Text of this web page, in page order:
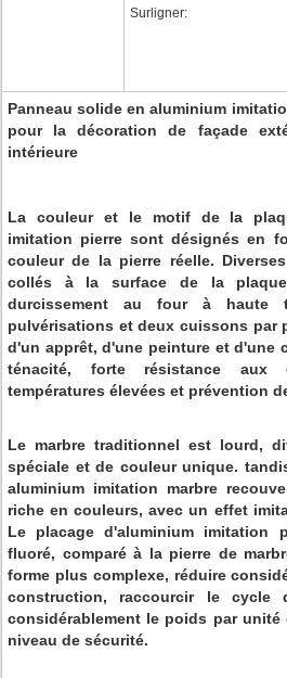
Surligner:
Panneau solide en aluminium
pour la décoration de façade
intérieure
La couleur et le motif de la
imitation pierre sont désignés en
couleur de la pierre réelle.
collés à la surface de la
durcissement au four à haute
pulvérisations et deux cuissons par
d'un apprêt, d'une peinture et d'une
ténacité, forte résistance aux
températures élevées et prévention
Le marbre traditionnel est lourd,
spéciale et de couleur unique.
aluminium imitation marbre
riche en couleurs, avec un effet
Le placage d'aluminium imitation
fluoré, comparé à la pierre de
forme plus complexe, réduire
construction, raccourcir le cycle
considérablement le poids par unité
niveau de sécurité.